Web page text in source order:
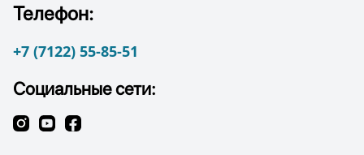
Телефон:
+7 (7122) 55-85-51
Социальные сети: